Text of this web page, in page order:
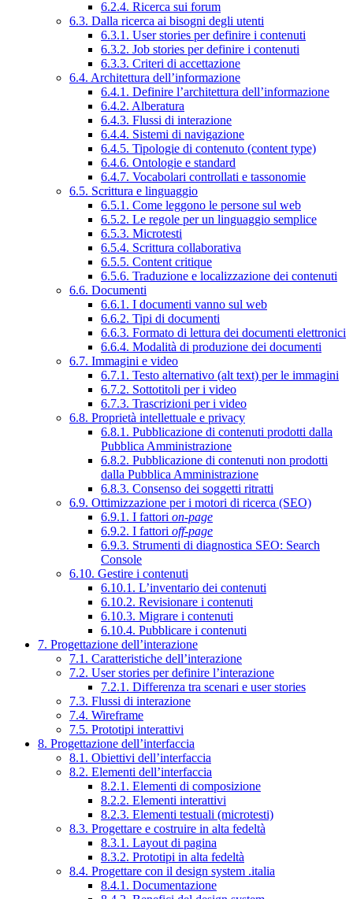
6.2.4. Ricerca sui forum
6.3. Dalla ricerca ai bisogni degli utenti
6.3.1. User stories per definire i contenuti
6.3.2. Job stories per definire i contenuti
6.3.3. Criteri di accettazione
6.4. Architettura dell’informazione
6.4.1. Definire l’architettura dell’informazione
6.4.2. Alberatura
6.4.3. Flussi di interazione
6.4.4. Sistemi di navigazione
6.4.5. Tipologie di contenuto (content type)
6.4.6. Ontologie e standard
6.4.7. Vocabolari controllati e tassonomie
6.5. Scrittura e linguaggio
6.5.1. Come leggono le persone sul web
6.5.2. Le regole per un linguaggio semplice
6.5.3. Microtesti
6.5.4. Scrittura collaborativa
6.5.5. Content critique
6.5.6. Traduzione e localizzazione dei contenuti
6.6. Documenti
6.6.1. I documenti vanno sul web
6.6.2. Tipi di documenti
6.6.3. Formato di lettura dei documenti elettronici
6.6.4. Modalità di produzione dei documenti
6.7. Immagini e video
6.7.1. Testo alternativo (alt text) per le immagini
6.7.2. Sottotitoli per i video
6.7.3. Trascrizioni per i video
6.8. Proprietà intellettuale e privacy
6.8.1. Pubblicazione di contenuti prodotti dalla
Pubblica Amministrazione
6.8.2. Pubblicazione di contenuti non prodotti
dalla Pubblica Amministrazione
6.8.3. Consenso dei soggetti ritratti
6.9. Ottimizzazione per i motori di ricerca (SEO)
6.9.1. I fattori on-page
6.9.2. I fattori off-page
6.9.3. Strumenti di diagnostica SEO: Search
Console
6.10. Gestire i contenuti
6.10.1. L’inventario dei contenuti
6.10.2. Revisionare i contenuti
6.10.3. Migrare i contenuti
6.10.4. Pubblicare i contenuti
7. Progettazione dell’interazione
7.1. Caratteristiche dell’interazione
7.2. User stories per definire l’interazione
7.2.1. Differenza tra scenari e user stories
7.3. Flussi di interazione
7.4. Wireframe
7.5. Prototipi interattivi
8. Progettazione dell’interfaccia
8.1. Obiettivi dell’interfaccia
8.2. Elementi dell’interfaccia
8.2.1. Elementi di composizione
8.2.2. Elementi interattivi
8.2.3. Elementi testuali (microtesti)
8.3. Progettare e costruire in alta fedeltà
8.3.1. Layout di pagina
8.3.2. Prototipi in alta fedeltà
8.4. Progettare con il design system .italia
8.4.1. Documentazione